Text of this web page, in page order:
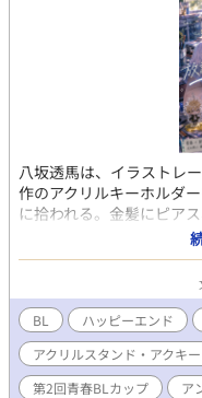
八坂透馬は、イラストレ
作のアクリルキーホルダ
に拾われる。金髪にピア
が、実は絵を描くことが
合した二人は、美術教師
部」を結成。文化祭で干
目標に、ポスター制作や
も夏休みも一緒に絵を描
近所の神社で開かれる夏
中、透馬の耳元で龍牙が
く変えていく――。
BL ハッピーエンド
アクリルスタンド・アクキー
第2回青春BLカップ
ア